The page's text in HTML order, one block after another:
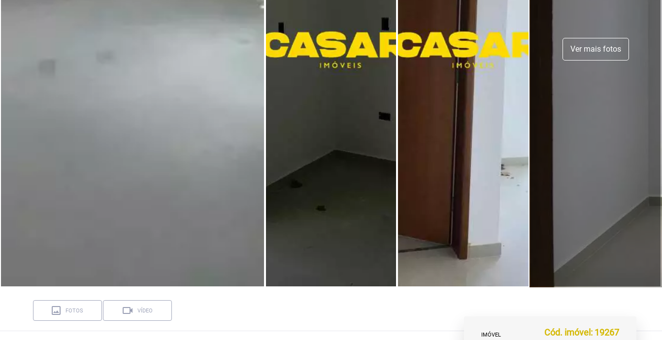
Ver mais fotos
FOTOS VÍDEO
IMÓVEL Cód. imóvel: 19267